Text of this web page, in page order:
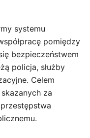
systemu
pomiędzy
bezpieczeństwem
policja, służby
Celem
za